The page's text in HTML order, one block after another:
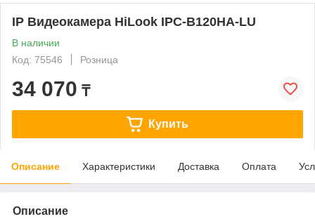
IP Видеокамера HiLook IPC-B120HA-LU
В наличии
Код: 75546
Розница
34 070 ₸
Купить
Описание Характеристики Доставка Оплата
Описание